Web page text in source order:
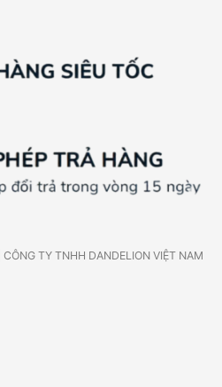
| CÔNG TY TNHH DANDELION VIỆT NAM